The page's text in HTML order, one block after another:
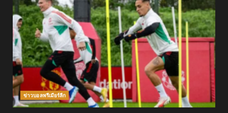
ข่าวบอลพรีเมียร์ลีก